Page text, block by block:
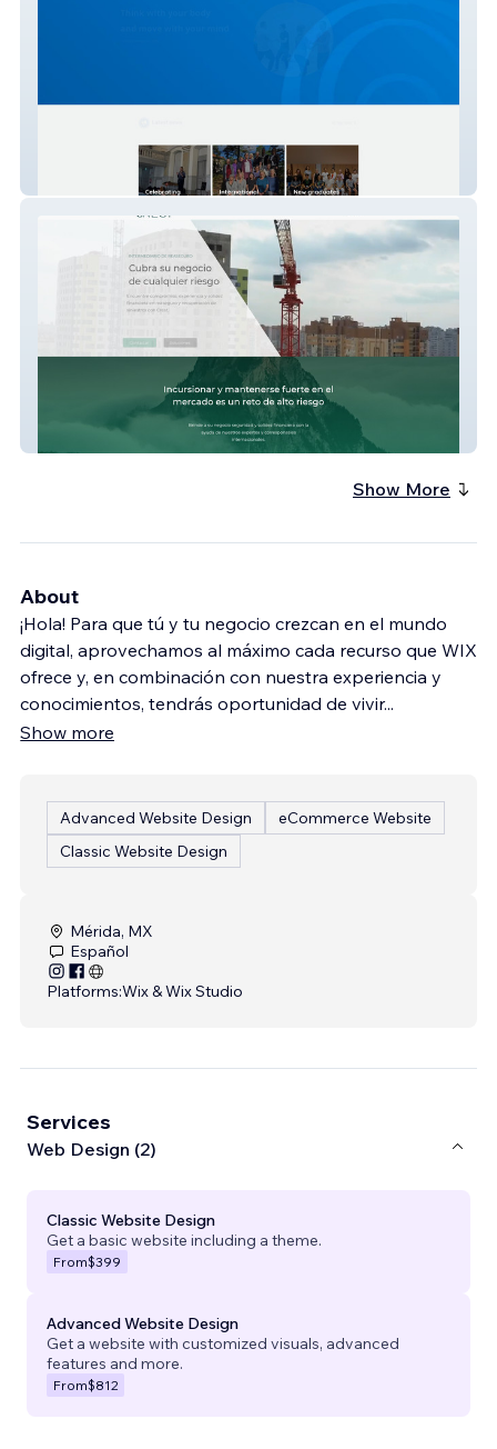
Show More
About
¡Hola! Para que tú y tu negocio crezcan en el mundo
digital, aprovechamos al máximo cada recurso que WIX
ofrece y, en combinación con nuestra experiencia y
conocimientos, tendrás oportunidad de vivir...
Show more
Advanced Website Design
eCommerce Website
Classic Website Design
Mérida, MX
Español
Platforms:Wix & Wix Studio
Services
Web Design (2)
Classic Website Design
Get a basic website including a theme.
From$399
Advanced Website Design
Get a website with customized visuals, advanced
features and more.
From$812